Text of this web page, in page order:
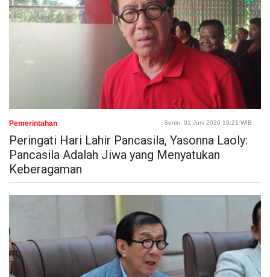
Pemerintahan Senin, 01 Juni 2026 19:21 WIB
Peringati Hari Lahir Pancasila, Yasonna Laoly:
Pancasila Adalah Jiwa yang Menyatukan
Keberagaman